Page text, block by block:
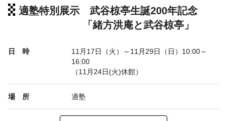
適塾特別展示 武谷椋亭生誕200年記念
「緒方洪庵と武谷椋亭」
日 時 11月17日（火）～11月29日（日） 10:00～
16:00
（11月24日(火)休館）
場 所 適塾